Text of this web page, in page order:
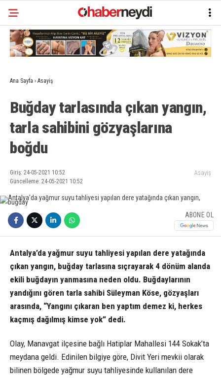
Ana Sayfa › Asayiş
Buğday tarlasında çıkan yangın,
tarla sahibini gözyaşlarına
boğdu
Giriş: 24-05-2021 10:52
Güncelleme: 24-05-2021 10:52
Asayiş
ABONE OL
Antalya’da yağmur suyu tahliyesi yapılan dere yatağında
çıkan yangın, buğday tarlasına sıçrayarak 4 dönüm alanda
ekili buğdayın yanmasına neden oldu. Buğdaylarının
yandığını gören tarla sahibi Süleyman Köse, gözyaşları
arasında, “Yangını çıkaran ben yaptım demez ki, herkes
kaçmış dağılmış kimse yok” dedi.
Olay, Manavgat ilçesine bağlı Hatiplar Mahallesi 144 Sokak’ta
meydana geldi. Edinilen bilgiye göre, Divit Yeri mevkii olarak
bilinen bölgede yağmur suyu tahliyesinde kullanılan dere